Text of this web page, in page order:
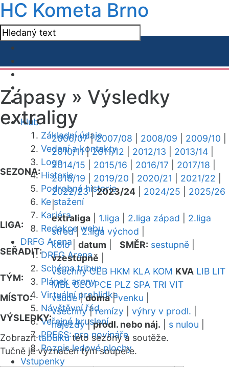
HC Kometa Brno
Klub
Základní údaje
Vedení a kontakty
Logo
Historie
Podrobná historie
Ke stažení
Kariéra
Redakce webu
DRFG Arena
DRFG Arena
Schéma tribun
Plánek areny
Virtuální prohlídka
Návštěvní řád
Veřejné bruslení
PRESS: pro novináře
Rozpis ledové plochy
Vstupenky
Zápasy » Výsledky
extraligy
SEZONA:
2006/07|2007/08 2008/09 2009/10
2010/11|2011/12 2012/13 2013/14
2014/15
2015/16 2016/17 2017/18
2018/19
2019/20 2020/21 2021/22
2022/23|2023/24 2024/25
2025/26
|
LIGA:
extraliga 1.liga 2.liga západ
2.liga
střed|2.liga východ
SEŘADIT:
kolo| datum SMĚR: sestupně
vzestupně
TÝM:
všechny CEB HKM KLA KOM KVA LIB LIT
MBL OLO PCE PLZ SPA TRI VIT
MÍSTO:
všude|doma|venku
VÝSLEDKY:
všechny|remízy výhry v prodl.
nájezdy|prodl. nebo náj. s nulou
Zobrazittabulkutéto sezóny a soutěže.
Tučně je vyznačen tým soupeře.